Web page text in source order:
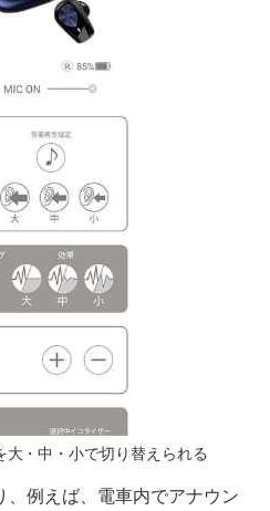
大・中・小で切り替えられる
、例えば、電車内でアナウン